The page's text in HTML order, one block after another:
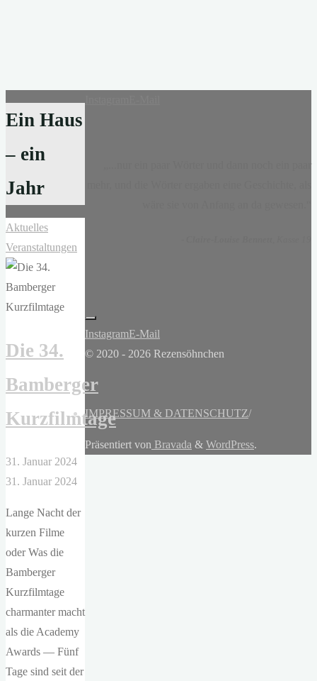
Ein Haus
– ein
Jahr
Aktuelles
Veranstaltungen
Die 34.
Bamberger
Kurzfilmtage
31. Januar 2024
31. Januar 2024
Lange Nacht der
kurzen Filme
oder Was die
Bamberger
Kurzfilmtage
charmanter macht
als die Academy
Awards — Fünf
Tage sind seit der
InstagramE-Mail
© 2020 - 2026 Rezensöhnchen
IMPRESSUM & DATENSCHUTZ/
Präsentiert von Bravada & WordPress.